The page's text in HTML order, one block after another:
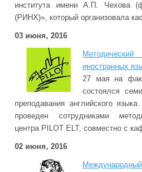
института имени А.П.
(РИНХ)», который организовала
03 июня, 2016
иностранных
27 мая на
состоялся
преподавания английского
проведен сотрудниками
центра PILOT ELT, совместно с
02 июня, 2016
Международный